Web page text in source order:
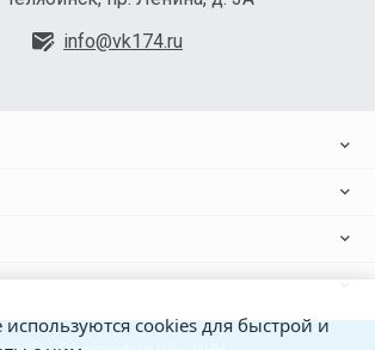
info@vk174.ru
используются cookies для быстрой и